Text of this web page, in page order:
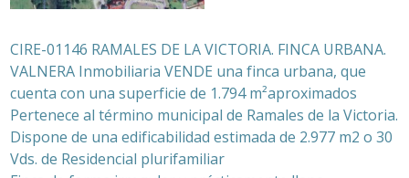
CIRE-01146 RAMALES DE LA VICTORIA. FINCA URBANA.
VALNERA Inmobiliaria VENDE una finca urbana, que
cuenta con una superficie de 1.794 m²aproximados
Pertenece al término municipal de Ramales de la Victoria.
Dispone de una edificabilidad estimada de 2.977 m2 o 30
Vds. de Residencial plurifamiliar